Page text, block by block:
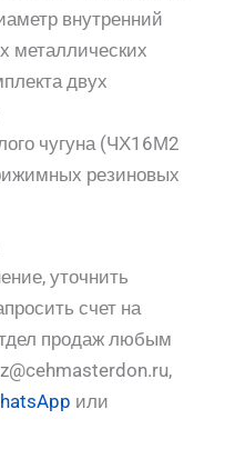
внутренний
металлических
двух
чугуна (ЧХ16М2
резиновых
уточнить
счет на
продаж любым
или